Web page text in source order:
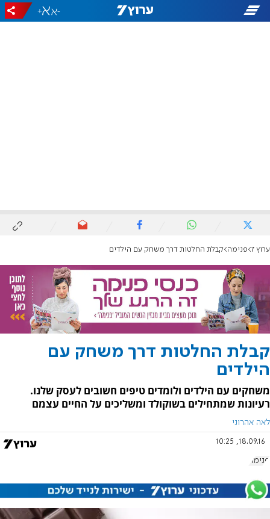
-
+
ערוץ 7 פנימה קבלת החלטות דרך משחק עם הילדים
קבלת החלטות דרך משחק עם
הילדים
משחקים עם הילדים ולומדים טיפים חשובים לעסק שלנו.
רעיונות שמתחילים בשוקולד ומשליכים על החיים עצמם
לאה אהרוני
18.09.16, 10:25
פנימה